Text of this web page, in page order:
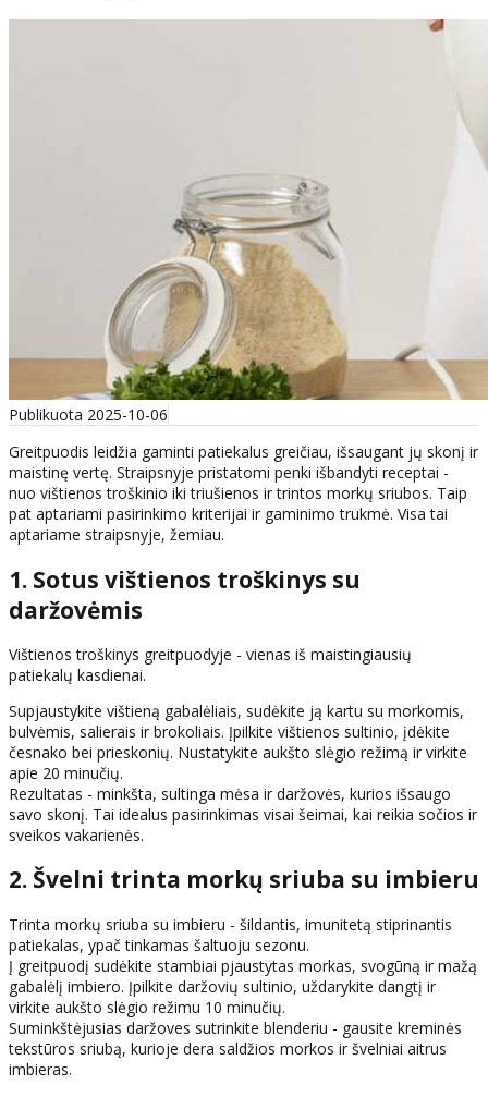
Publikuota 2025-10-06
Greitpuodis leidžia gaminti patiekalus greičiau, išsaugant jų skonį ir
maistinę vertę. Straipsnyje pristatomi penki išbandyti receptai -
nuo vištienos troškinio iki triušienos ir trintos morkų sriubos. Taip
pat aptariami pasirinkimo kriterijai ir gaminimo trukmė. Visa tai
aptariame straipsnyje, žemiau.
1. Sotus vištienos troškinys su
daržovėmis
Vištienos troškinys greitpuodyje - vienas iš maistingiausių
patiekalų kasdienai.
Supjaustykite vištieną gabalėliais, sudėkite ją kartu su morkomis,
bulvėmis, salierais ir brokoliais. Įpilkite vištienos sultinio, įdėkite
česnako bei prieskonių. Nustatykite aukšto slėgio režimą ir virkite
apie 20 minučių.
Rezultatas - minkšta, sultinga mėsa ir daržovės, kurios išsaugo
savo skonį. Tai idealus pasirinkimas visai šeimai, kai reikia sočios ir
sveikos vakarienės.
2. Švelni trinta morkų sriuba su imbieru
Trinta morkų sriuba su imbieru - šildantis, imunitetą stiprinantis
patiekalas, ypač tinkamas šaltuoju sezonu.
Į greitpuodį sudėkite stambiai pjaustytas morkas, svogūną ir mažą
gabalėlį imbiero. Įpilkite daržovių sultinio, uždarykite dangtį ir
virkite aukšto slėgio režimu 10 minučių.
Suminkštėjusias daržoves sutrinkite blenderiu - gausite kreminės
tekstūros sriubą, kurioje dera saldžios morkos ir švelniai aitrus
imbieras.